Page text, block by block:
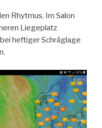
Rhytmus. Im Salon
Liegeplatz
heftiger Schräglage